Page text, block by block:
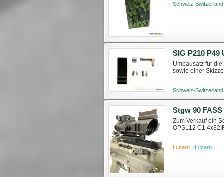
Schweiz-
SIG P210
Umbausatz für
sowie einer
Schweiz-
Zum Verkauf ein
OPSL12 C1
Luzern · Luzern ·